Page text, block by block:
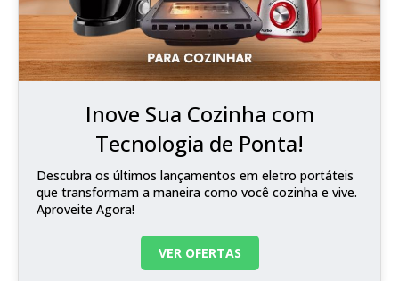
Inove Sua Cozinha com
Tecnologia de Ponta!
Descubra os últimos lançamentos em eletro portáteis
que transformam a maneira como você cozinha e vive.
Aproveite Agora!
VER OFERTAS